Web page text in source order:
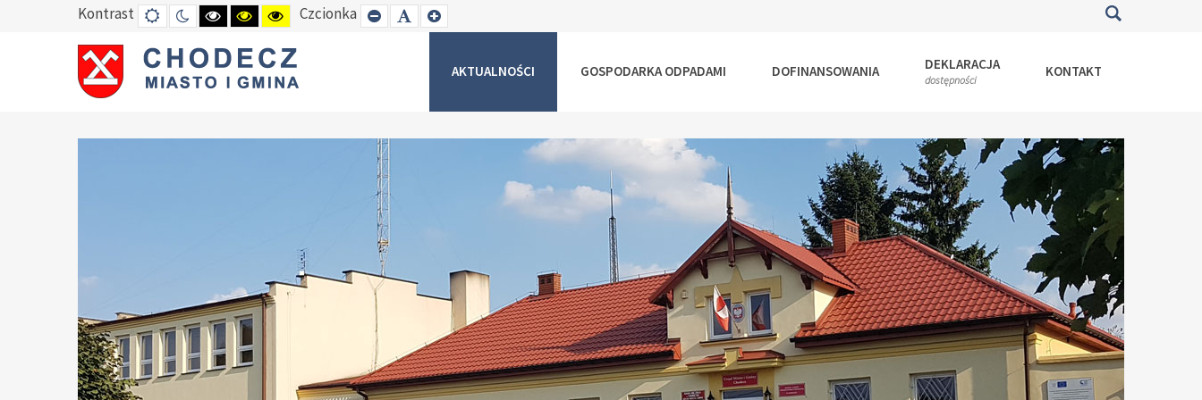
Kontrast DEFAULT
MODE
TRYB
NOCNY
HIGH
CONTRAST
BLACK
WHITE
MODE
HIGH
CONTRAST
BLACK
YELLOW
MODE
HIGH
CONTRAST
YELLOW
BLACK
MODE
Czcionka SET
SMALLER
SET
DEFAULT
SET
LARGER
AKTUALNOŚCI GOSPODARKA ODPADAMI DOFINANSOWANIA DEKLARACJA
dostępności KONTAKT